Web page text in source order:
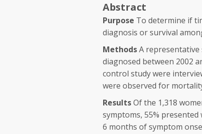
Abstract
Purpose To determine if
diagnosis or survival
MethodsA representative
diagnosed between 2002
control study were
were observed for
ResultsOf the 1,318
symptoms, 55%
6 months of symptom